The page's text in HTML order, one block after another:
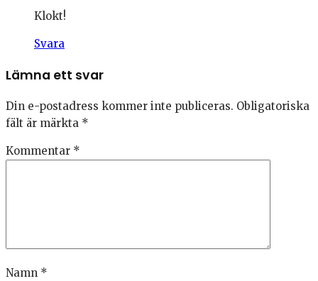
Klokt!
Svara
Lämna ett svar
Din e-postadress kommer inte publiceras. Obligatoriska
fält är märkta *
Kommentar *
Namn *